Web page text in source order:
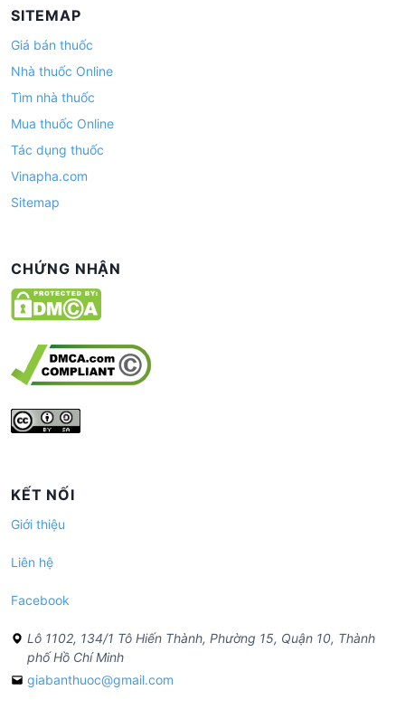
SITEMAP
Giá bán thuốc
Nhà thuốc Online
Tìm nhà thuốc
Mua thuốc Online
Tác dụng thuốc
Vinapha.com
Sitemap
CHỨNG NHẬN
KẾT NỐI
Giới thiệu
Liên hệ
Facebook
Lô 1102, 134/1 Tô Hiến Thành, Phường 15, Quận 10, Thành
phố Hồ Chí Minh
giabanthuoc@gmail.com